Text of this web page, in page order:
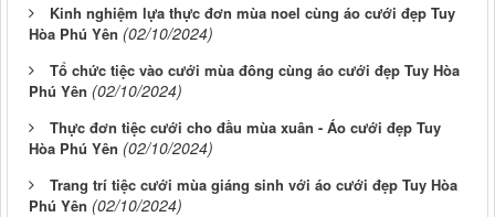
Kinh nghiệm lựa thực đơn mùa noel cùng áo cưới đẹp Tuy
Hòa Phú Yên (02/10/2024)
Tổ chức tiệc vào cưới mùa đông cùng áo cưới đẹp Tuy Hòa
Phú Yên (02/10/2024)
Thực đơn tiệc cưới cho đầu mùa xuân - Áo cưới đẹp Tuy
Hòa Phú Yên (02/10/2024)
Trang trí tiệc cưới mùa giáng sinh với áo cưới đẹp Tuy Hòa
Phú Yên (02/10/2024)